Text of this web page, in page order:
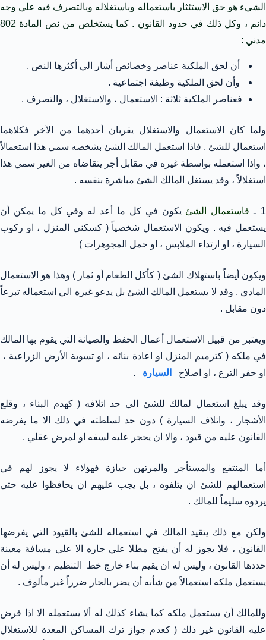
الشيء هو حق الاستئثار باستعماله وباستغلاله وبالتصرف فيه علي وجه
دائم ، وكل ذلك في حدود القانون . كما يستخلص من نص المادة 802
مدني :
أن لحق الملكية عناصر وخصائص أشار الي أكثرها النص .
وأن لحق الملكية وظيفة اجتماعية .
فعناصر الملكية ثلاثة : الاستعمال ، والاستغلال ، والتصرف .
ولما كان الاستعمال والاستغلال يقربان أحدهما من الآخر فكلاهما
استعمال للشئ . فاذا استعمل المالك الشئ بشخصه سمي هذا استعمالاً
، واذا استعمله بواسطة غيره في مقابل أجر يتقاضاه من الغير سمي هذا
استغلالاً ، وقد يستغل المالك الشئ مباشرة بنفسه .
1 ـ فاستعمال الشئ يكون في كل ما أعد له وفي كل ما يمكن أن
يستعمل فيه . ويكون الاستعمال شخصياً ( كسكني المنزل ، او ركوب
السيارة ، او ارتداء الملابس ، او حمل المجوهرات )
ويكون أيضاً باستهلاك الشئ ( كأكل الطعام أو ثمار ) وهذا هو الاستعمال
المادي . وقد لا يستعمل المالك الشئ بل يدعو غيره الي استعماله تبرعاً
دون مقابل .
ويعتبر من قبيل الاستعمال أعمال الحفظ والصيانة التي يقوم بها المالك
في ملكه ( كترميم المنزل او اعادة بنائه ، او تسوية الأرض الزراعية ،
او حفر الترع ، او اصلاح
السيارة .
وقد يبلغ استعمال لمالك للشئ الي حد اتلافه ( كهدم البناء ، وقلع
الأشجار ، واتلاف السيارة ) دون حد لسلطته في ذلك الا ما يفرضه
القانون عليه من قيود ، والا ان يحجر عليه لسفه او لمرض عقلي .
أما المنتفع والمستأجر والمرتهن حيازة فهؤلاء لا يجوز لهم في
استعمالهم للشئ ان يتلفوه ، بل يجب عليهم ان يحافظوا عليه حتي
يردوه سليماً للمالك .
ولكن مع ذلك يتقيد المالك في استعماله للشئ بالقيود التي يفرضها
القانون ، فلا يجوز له أن يفتح مطلا علي جاره الا علي مسافة معينة
حددها القانون ، وليس له ان يقيم بناء خارج خط التنظيم ، وليس له أن
يستعمل ملكه استعمالاً من شأنه أن يضر بالجار ضرراً غير مألوف .
وللمالك أن يستعمل ملكه كما يشاء كذلك له ألا يستعمله الا اذا فرض
عليه القانون غير ذلك ( كعدم جواز ترك المساكن المعدة للاستغلال